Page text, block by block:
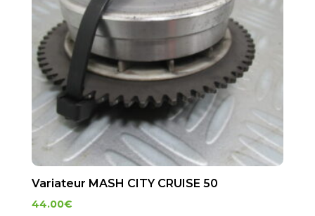
Variateur MASH CITY CRUISE 50
44.00€